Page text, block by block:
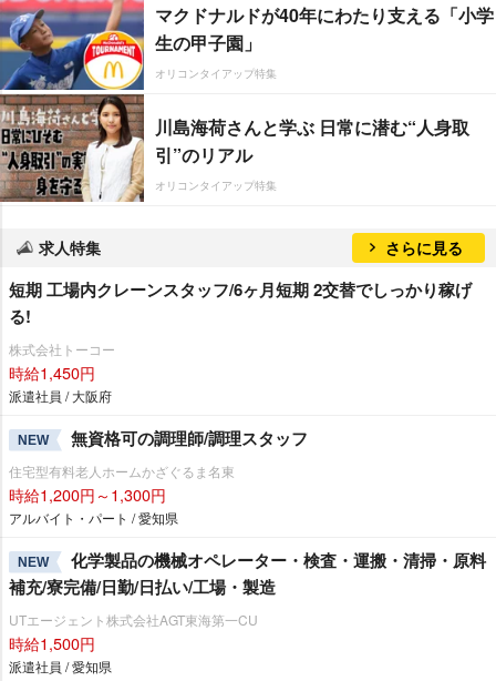
マクドナルドが40年にわたり支える「小学
生の甲子園」
オリコンタイアップ特集
川島海荷さんと学ぶ 日常に潜む“人身取
引”のリアル
オリコンタイアップ特集
求人特集 さらに見る
短期 工場内クレーンスタッフ/6ヶ月短期 2交替でしっかり稼げ
る!
株式会社トーコー
時給1,450円
派遣社員 / 大阪府
NEW 無資格可の調理師/調理スタッフ
住宅型有料老人ホームかざぐるま名東
時給1,200円～1,300円
アルバイト・パート / 愛知県
NEW
化学製品の機械オペレーター・検査・運搬・清掃・原料
補充/寮完備/日勤/日払い/工場・製造
UTエージェント株式会社AGT東海第一CU
時給1,500円
派遣社員 / 愛知県